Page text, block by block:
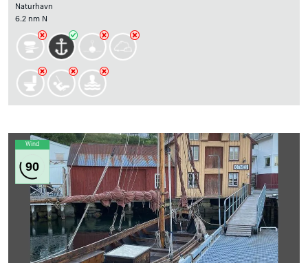
Naturhavn
6.2 nm N
Wind
90